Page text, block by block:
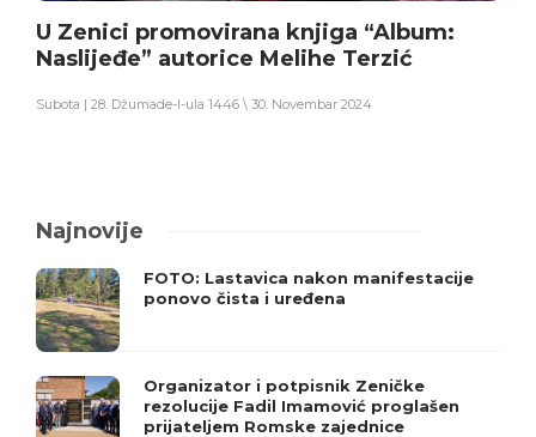
U Zenici promovirana knjiga “Album:
Naslijeđe” autorice Melihe Terzić
Subota | 28. Džumade-l-ula 1446 \ 30. Novembar 2024
Najnovije
FOTO: Lastavica nakon manifestacije
ponovo čista i uređena
Organizator i potpisnik Zeničke
rezolucije Fadil Imamović proglašen
prijateljem Romske zajednice